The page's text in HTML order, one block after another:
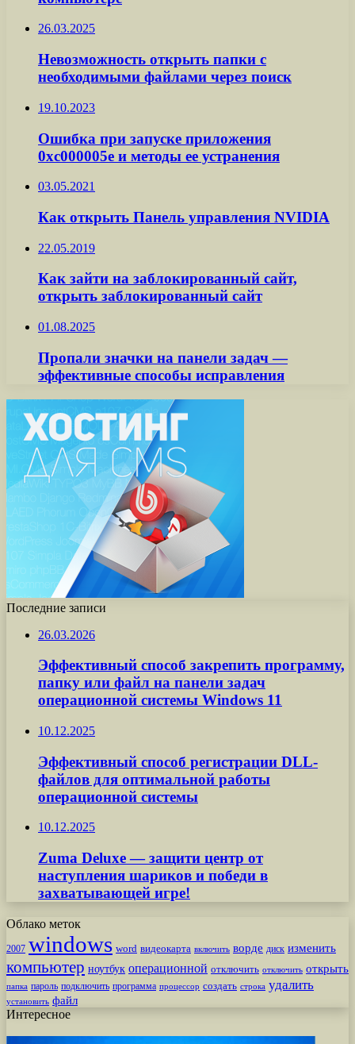
26.03.2025
Невозможность открыть папки с
необходимыми файлами через поиск
19.10.2023
Ошибка при запуске приложения
0xc000005e и методы ее устранения
03.05.2021
Как открыть Панель управления NVIDIA
22.05.2019
Как зайти на заблокированный сайт,
открыть заблокированный сайт
01.08.2025
Пропали значки на панели задач —
эффективные способы исправления
Последние записи
26.03.2026
Эффективный способ закрепить программу,
папку или файл на панели задач
операционной системы Windows 11
10.12.2025
Эффективный способ регистрации DLL-
файлов для оптимальной работы
операционной системы
10.12.2025
Zuma Deluxe — защити центр от
наступления шариков и победи в
захватывающей игре!
Облако меток
2007 windows word видеокарта включить ворде диск изменить
компьютер ноутбук операционной отключить отключить открыть
папка пароль подключить программа процессор создать строка удалить
установить файл
Интересное